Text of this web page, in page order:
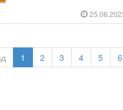
1 2 3 4 5 6